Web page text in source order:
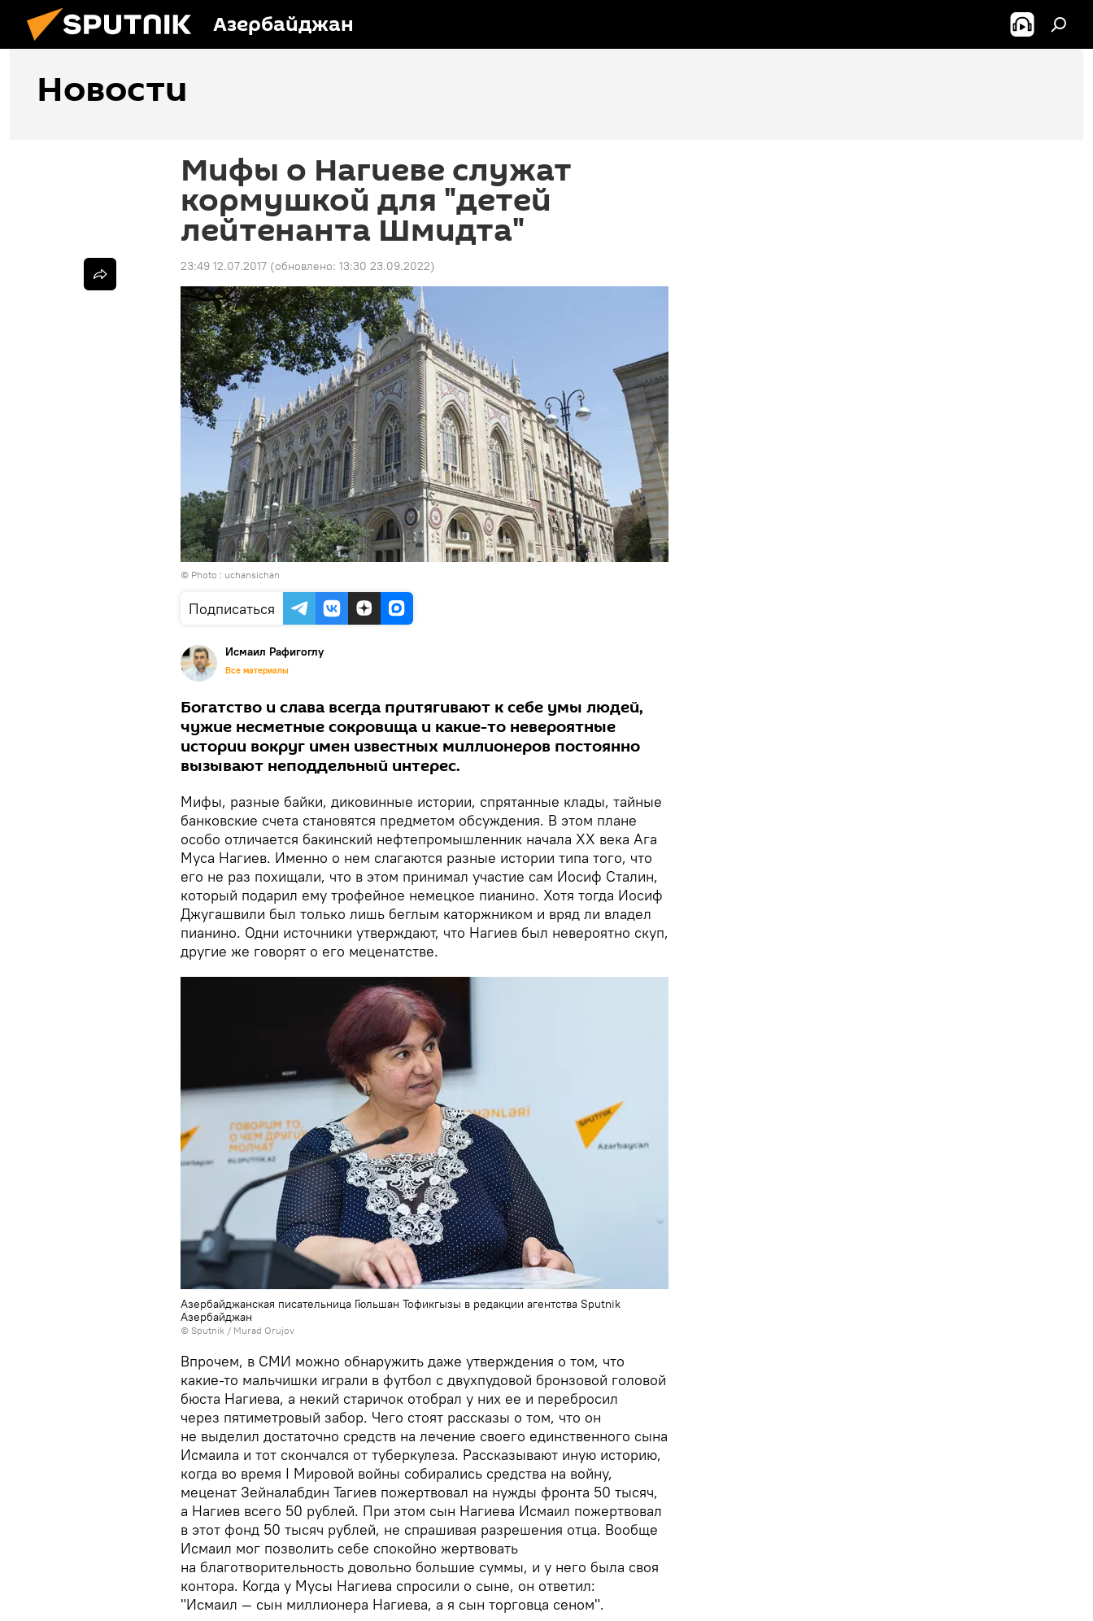
Азербайджан
Новости
Мифы о Нагиеве служат
кормушкой для "детей
лейтенанта Шмидта"
23:49 12.07.2017 (обновлено: 13:30 23.09.2022)
© Photo : uchansichan
Подписаться
Исмаил Рафигоглу
Все материалы
Богатство и слава всегда притягивают к себе умы людей,
чужие несметные сокровища и какие-то невероятные
истории вокруг имен известных миллионеров постоянно
вызывают неподдельный интерес.
Мифы, разные байки, диковинные истории, спрятанные клады, тайные
банковские счета становятся предметом обсуждения. В этом плане
особо отличается бакинский нефтепромышленник начала XX века Ага
Муса Нагиев. Именно о нем слагаются разные истории типа того, что
его не раз похищали, что в этом принимал участие сам Иосиф Сталин,
который подарил ему трофейное немецкое пианино. Хотя тогда Иосиф
Джугашвили был только лишь беглым каторжником и вряд ли владел
пианино. Одни источники утверждают, что Нагиев был невероятно скуп,
другие же говорят о его меценатстве.
Азербайджанская писательница Гюльшан Тофикгызы в редакции агентства Sputnik
Азербайджан
© Sputnik / Murad Orujov
Впрочем, в СМИ можно обнаружить даже утверждения о том, что
какие-то мальчишки играли в футбол с двухпудовой бронзовой головой
бюста Нагиева, а некий старичок отобрал у них ее и перебросил
через пятиметровый забор. Чего стоят рассказы о том, что он
не выделил достаточно средств на лечение своего единственного сына
Исмаила и тот скончался от туберкулеза. Рассказывают иную историю,
когда во время I Мировой войны собирались средства на войну,
меценат Зейналабдин Тагиев пожертвовал на нужды фронта 50 тысяч,
а Нагиев всего 50 рублей. При этом сын Нагиева Исмаил пожертвовал
в этот фонд 50 тысяч рублей, не спрашивая разрешения отца. Вообще
Исмаил мог позволить себе спокойно жертвовать
на благотворительность довольно большие суммы, и у него была своя
контора. Когда у Мусы Нагиева спросили о сыне, он ответил:
"Исмаил — сын миллионера Нагиева, а я сын торговца сеном".